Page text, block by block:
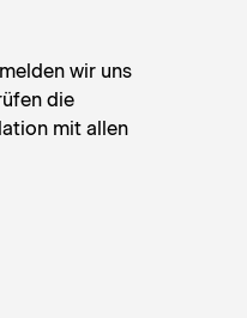
wir uns
die
mit allen